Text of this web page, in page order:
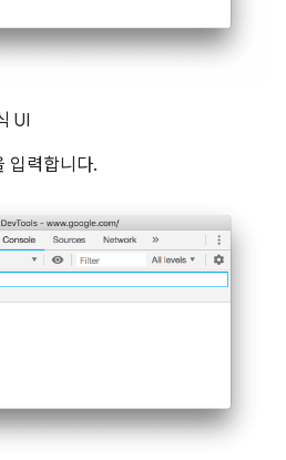
UI
입력합니다.